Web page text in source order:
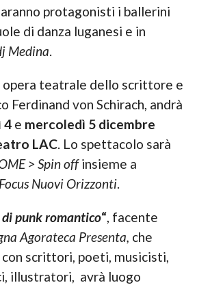
protagonisti i ballerini
di danza luganesi e in
Medina.
opera teatrale dello scrittore e
Ferdinand von Schirach, andrà
4e mercoledì 5 dicembre
LAC. Lo spettacolo sarà
> Spin offinsieme a
Focus Nuovi Orizzonti.
di punk romantico“, facente
Agorateca Presenta, che
scrittori, poeti, musicisti,
illustratori, avrà luogo